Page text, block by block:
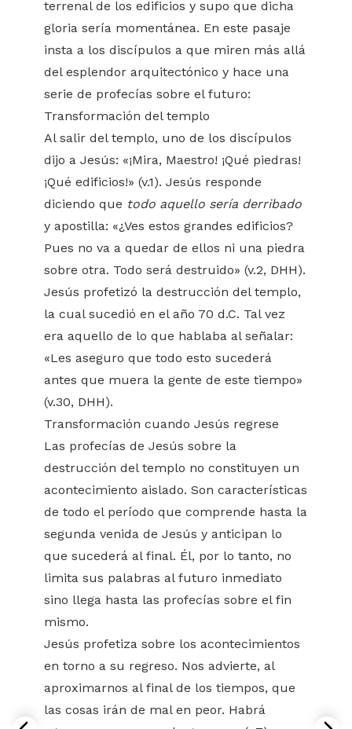
terrenal de los edificios y supo que dicha
gloria sería momentánea. En este pasaje
insta a los discípulos a que miren más allá
del esplendor arquitectónico y hace una
serie de profecías sobre el futuro:
Transformación del templo
Al salir del templo, uno de los discípulos
dijo a Jesús: «¡Mira, Maestro! ¡Qué piedras!
¡Qué edificios!» (v.1). Jesús responde
diciendo que todo aquello sería derribado
y apostilla: «¿Ves estos grandes edificios?
Pues no va a quedar de ellos ni una piedra
sobre otra. Todo será destruido» (v.2, DHH).
Jesús profetizó la destrucción del templo,
la cual sucedió en el año 70 d.C. Tal vez
era aquello de lo que hablaba al señalar:
«Les aseguro que todo esto sucederá
antes que muera la gente de este tiempo»
(v.30, DHH).
Transformación cuando Jesús regrese
Las profecías de Jesús sobre la
destrucción del templo no constituyen un
acontecimiento aislado. Son características
de todo el período que comprende hasta la
segunda venida de Jesús y anticipan lo
que sucederá al final. Él, por lo tanto, no
limita sus palabras al futuro inmediato
sino llega hasta las profecías sobre el fin
mismo.
Jesús profetiza sobre los acontecimientos
en torno a su regreso. Nos advierte, al
aproximarnos al final de los tiempos, que
las cosas irán de mal en peor. Habrá